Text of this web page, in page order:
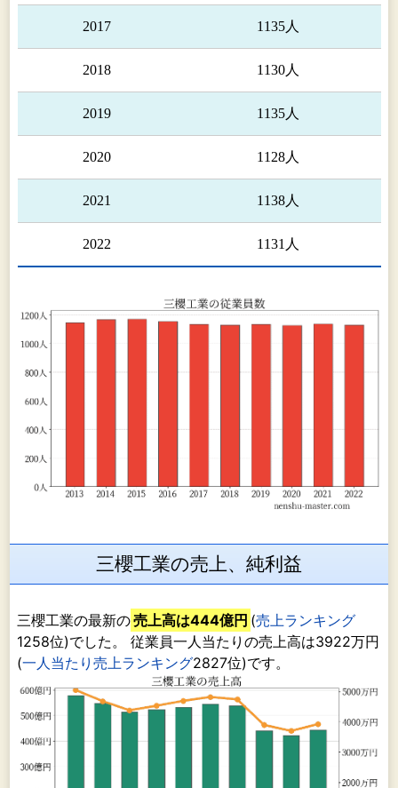
2017 1135人
2018 1130人
2019 1135人
2020 1128人
2021 1138人
2022 1131人
三櫻工業の売上、純利益
三櫻工業の最新の売上高は444億円 (売上ランキング
1258位)でした。 従業員一人当たりの売上高は3922万円
(一人当たり売上ランキング2827位)です。